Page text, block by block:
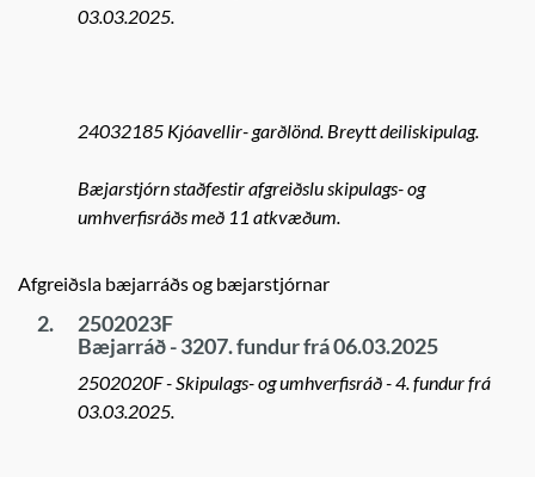
03.03.2025.
24032185 Kjóavellir- garðlönd. Breytt deiliskipulag.
Bæjarstjórn staðfestir afgreiðslu skipulags- og
umhverfisráðs með 11 atkvæðum.
Afgreiðsla bæjarráðs og bæjarstjórnar
2.
2502023F
Bæjarráð - 3207. fundur frá 06.03.2025
2502020F - Skipulags- og umhverfisráð - 4. fundur frá
03.03.2025.